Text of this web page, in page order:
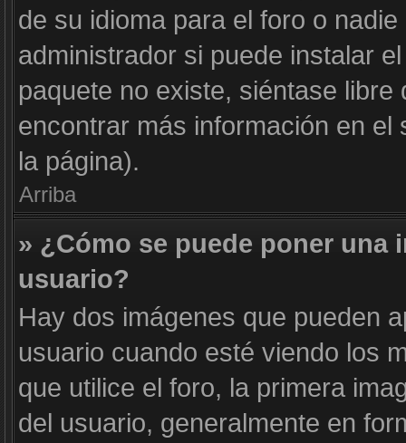
de su idioma para el foro o
administrador si puede instalar
paquete no existe, siéntase
encontrar más información en el
la página).
Arriba
» ¿Cómo se puede poner una
usuario?
Hay dos imágenes que pueden
usuario cuando esté viendo los
que utilice el foro, la primera
del usuario, generalmente en